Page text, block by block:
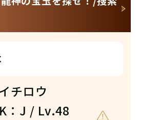
チロウ
：J / Lv.48